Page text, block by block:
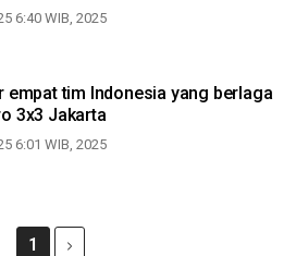
6:40 WIB, 2025
empat tim Indonesia yang berlaga
3x3 Jakarta
6:01 WIB, 2025
1